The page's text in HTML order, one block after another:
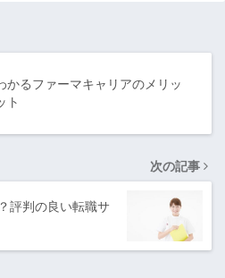
かるファーマキャリアのメリッ
ト
次の記事
評判の良い転職サ